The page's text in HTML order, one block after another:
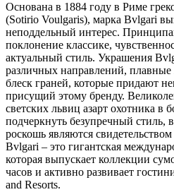
Основана в 1884 году в Риме
(Sotirio Voulgaris), марка Bvlgari
неподдельный интерес.
поклонение классике,
актуальный стиль. Украшения
различных направлений,
блеск граней, которые придают
присущий этому бренду.
светских львиц азарт охотника в
подчеркнуть безупречный стиль,
роскошь являются
Bvlgari – это гигантская
которая выпускает коллекции
часов и активно развивает
and Resorts.